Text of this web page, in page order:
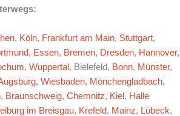
, Köln, Frankfurt am Main, Stuttgart,
, Essen, Bremen, Dresden, Hannover,
, Wuppertal , Bielefeld, Bonn, Münster,
, Wiesbaden, Mönchengladbach,
, Braunschweig, Chemnitz, Kiel , Halle
im Breisgau, Krefeld, Mainz, Lübeck,